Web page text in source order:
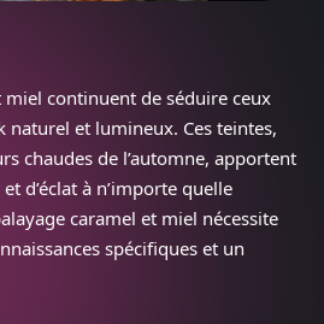
miel continuent de séduire ceux
et lumineux. Ces teintes,
chaudes de l’automne, apportent
d’éclat à n’importe quelle
caramel et miel nécessite
spécifiques et un